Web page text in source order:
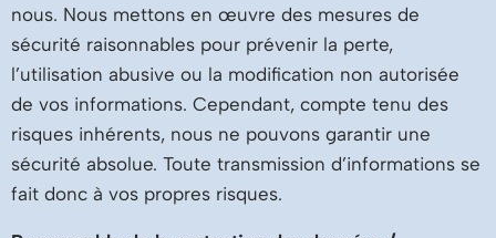
nous. Nous mettons en œuvre des mesures de
sécurité raisonnables pour prévenir la perte,
l’utilisation abusive ou la modification non autorisée
de vos informations. Cependant, compte tenu des
risques inhérents, nous ne pouvons garantir une
sécurité absolue. Toute transmission d’informations se
fait donc à vos propres risques.